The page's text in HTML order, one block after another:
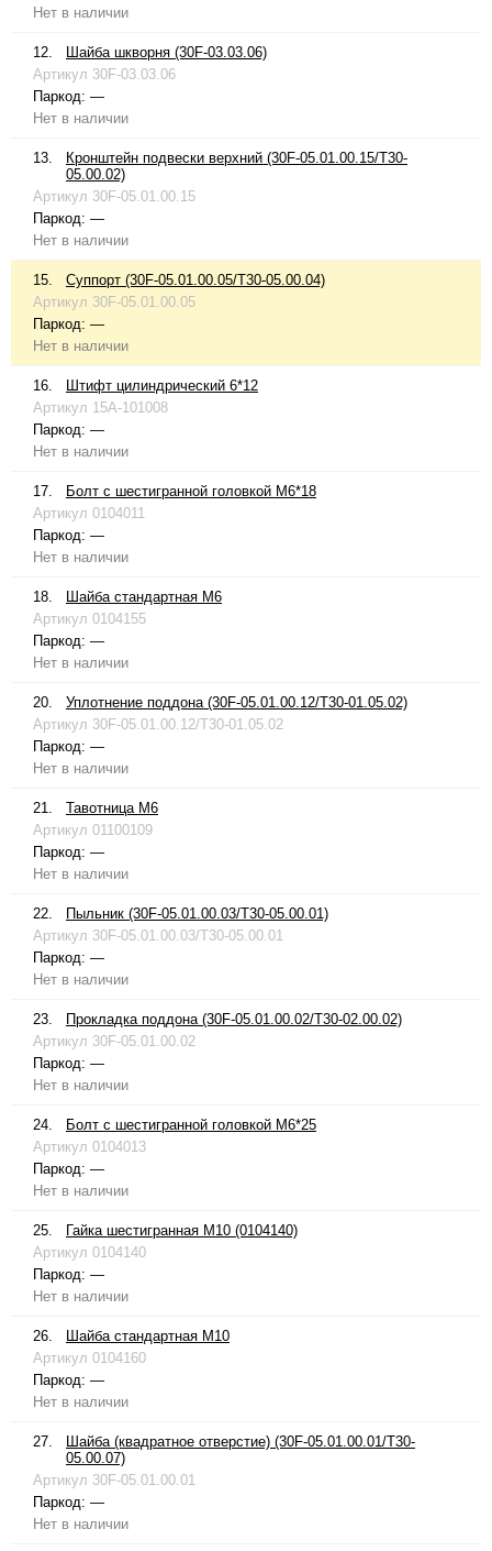
Нет в наличии
12.
Шайба шкворня (30F-03.03.06)
Артикул 30F-03.03.06
Паркод: —
Нет в наличии
13.
Кронштейн подвески верхний (30F-05.01.00.15/T30-
05.00.02)
Артикул 30F-05.01.00.15
Паркод: —
Нет в наличии
15.
Суппорт (30F-05.01.00.05/T30-05.00.04)
Артикул 30F-05.01.00.05
Паркод: —
Нет в наличии
16.
Штифт цилиндрический 6*12
Артикул 15A-101008
Паркод: —
Нет в наличии
17.
Болт с шестигранной головкой М6*18
Артикул 0104011
Паркод: —
Нет в наличии
18.
Шайба стандартная М6
Артикул 0104155
Паркод: —
Нет в наличии
20.
Уплотнение поддона (30F-05.01.00.12/T30-01.05.02)
Артикул 30F-05.01.00.12/T30-01.05.02
Паркод: —
Нет в наличии
21.
Тавотница М6
Артикул 01100109
Паркод: —
Нет в наличии
22.
Пыльник (30F-05.01.00.03/T30-05.00.01)
Артикул 30F-05.01.00.03/T30-05.00.01
Паркод: —
Нет в наличии
23.
Прокладка поддона (30F-05.01.00.02/T30-02.00.02)
Артикул 30F-05.01.00.02
Паркод: —
Нет в наличии
24.
Болт с шестигранной головкой М6*25
Артикул 0104013
Паркод: —
Нет в наличии
25.
Гайка шестигранная М10 (0104140)
Артикул 0104140
Паркод: —
Нет в наличии
26.
Шайба стандартная М10
Артикул 0104160
Паркод: —
Нет в наличии
27.
Шайба (квадратное отверстие) (30F-05.01.00.01/T30-
05.00.07)
Артикул 30F-05.01.00.01
Паркод: —
Нет в наличии